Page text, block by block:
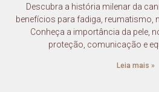
Descubra a história milenar da
benefícios para fadiga, reumatismo,
Conheça a importância da pele,
proteção, comunicação e
Leia mais »